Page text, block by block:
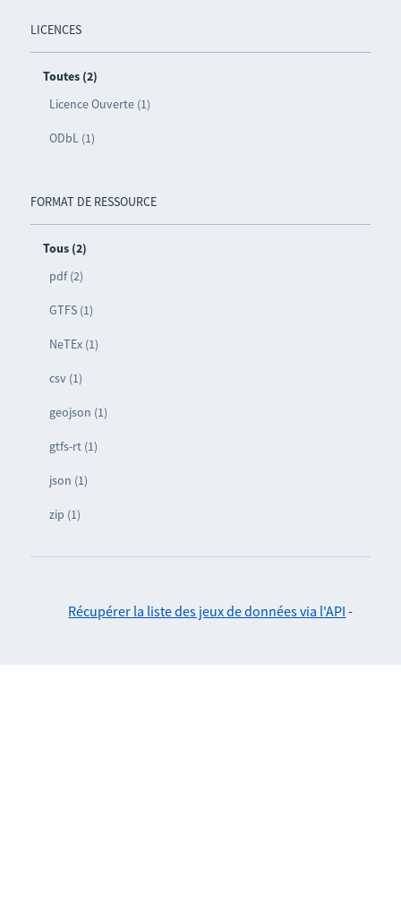
LICENCES
Toutes (2)
Licence Ouverte (1)
ODbL (1)
FORMAT DE RESSOURCE
Tous (2)
pdf (2)
GTFS (1)
NeTEx (1)
csv (1)
geojson (1)
gtfs-rt (1)
json (1)
zip (1)
Récupérer la liste des jeux de données via l'API -